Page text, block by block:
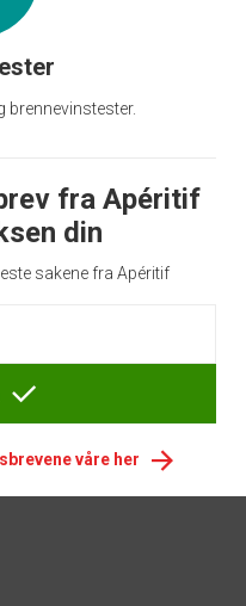
brennevinstester.
fra Apéritif
din
sakene fra Apéritif
våre her